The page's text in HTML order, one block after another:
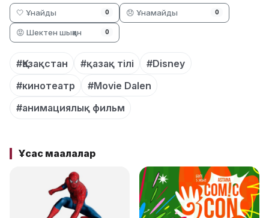
🤍 Ұнайды 0 😞 Ұнамайды 0
😡 Шектен шыққан 0
#Қазақстан #қазақ тілі
#Disney
#кинотеатр
#Movie Dalen
#анимациялық фильм
Ұқсас мақалалар